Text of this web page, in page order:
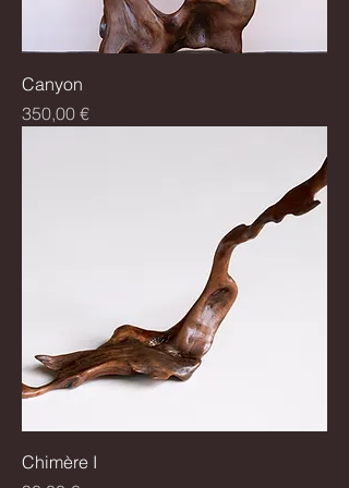
Canyon
Prix
350,00 €
Chimère I